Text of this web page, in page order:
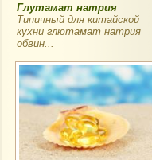
Глутамат натрия
Типичный для китайской
кухни глютамат натрия
обвин...